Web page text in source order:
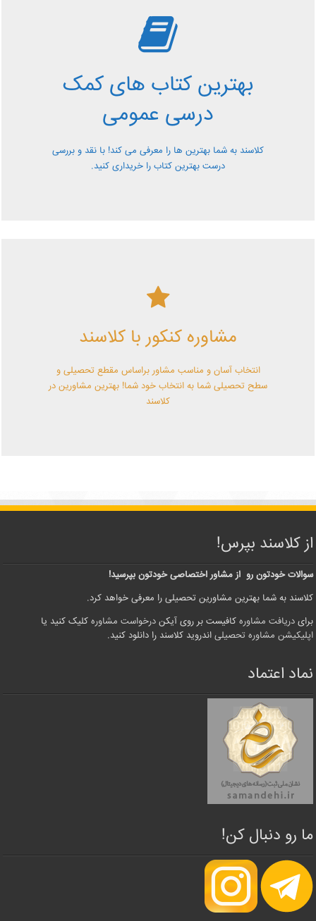
بهترین کتاب های کمک
درسی عمومی
کلاسند به شما بهترین ها را معرفی می کند! با نقد و بررسی
درست بهترین کتاب را خریداری کنید.
بررسی بهترین کتاب های
کمک درسی عمومی
معرفی کتاب های کمک درسی عمومی و بررسی آن ها کاملا
رایگان از کلاسند
مشاوره کنکور با کلاسند
انتخاب آسان و مناسب مشاور براساس مقطع تحصیلی و
سطح تحصیلی شما به انتخاب خود شما! بهترین مشاورین در
کلاسند
از کلاسند بپرس!
سوالات خودتون رو از مشاور اختصاصی خودتون بپرسید!
کلاسند به شما بهترین مشاورین تحصیلی را معرفی خواهد کرد.
برایدریافت مشاوره کافیست بر روی آیکندرخواست مشاوره کلیک کنید یا
اپلیکیشن مشاوره تحصیلی اندروید کلاسند را دانلود کنید.
نماد اعتماد
ما رو دنبال کن!